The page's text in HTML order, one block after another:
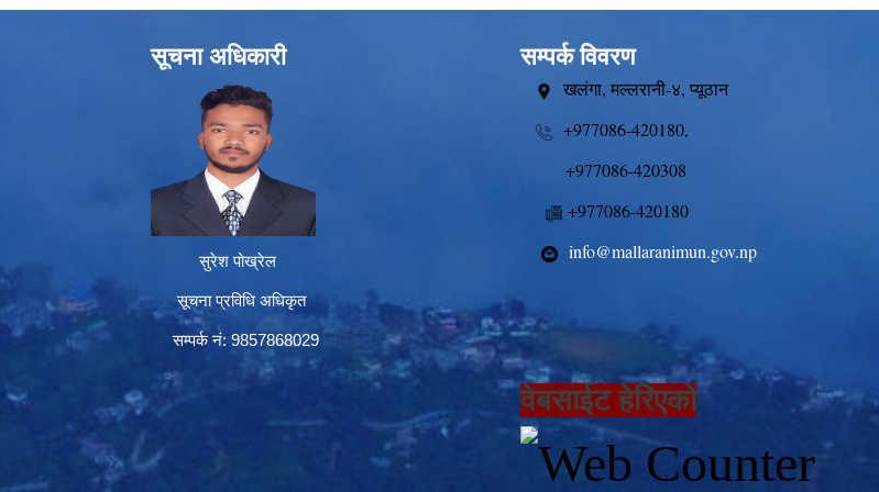
सूचना अधिकारी
सुरेश पोख्रेल
सूचना प्रविधि अधिकृत
सम्पर्क नं: 9857868029
सम्पर्क विवरण
खलंगा, मल्लरानी-४, प्यूठान
+977086-420180,
+977086-420308
+977086-420180
info@mallaranimun.gov.np
वेबसाईट हेरिएको